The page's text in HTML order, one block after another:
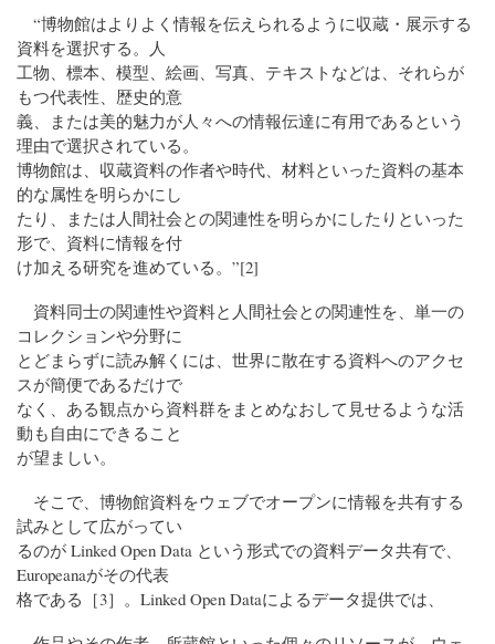
“博物館はよりよく情報を伝えられるように収蔵・展示する
資料を選択する。人
工物、標本、模型、絵画、写真、テキストなどは、それらが
もつ代表性、歴史的意
義、または美的魅力が人々への情報伝達に有用であるという
理由で選択されている。
博物館は、収蔵資料の作者や時代、材料といった資料の基本
的な属性を明らかにし
たり、または人間社会との関連性を明らかにしたりといった
形で、資料に情報を付
け加える研究を進めている。”[2]
資料同士の関連性や資料と人間社会との関連性を、単一の
コレクションや分野に
とどまらずに読み解くには、世界に散在する資料へのアクセ
スが簡便であるだけで
なく、ある観点から資料群をまとめなおして見せるような活
動も自由にできること
が望ましい。
そこで、博物館資料をウェブでオープンに情報を共有する
試みとして広がってい
るのが Linked Open Data という形式での資料データ共有で、
Europeanaがその代表
格である［3］。Linked Open Dataによるデータ提供では、